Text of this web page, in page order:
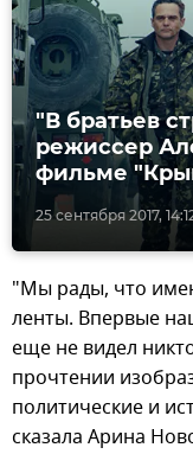
25 сентября 2017,
"В братьев
режиссер
фильме
"Мы рады, что
ленты. Впервые
еще не видел
прочтении
политические и
сказала Арина